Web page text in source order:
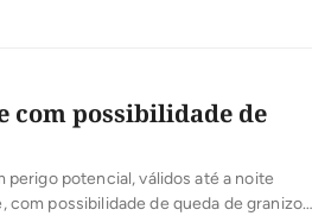
com possibilidade de
potencial, válidos até a noite
possibilidade de queda de granizo,